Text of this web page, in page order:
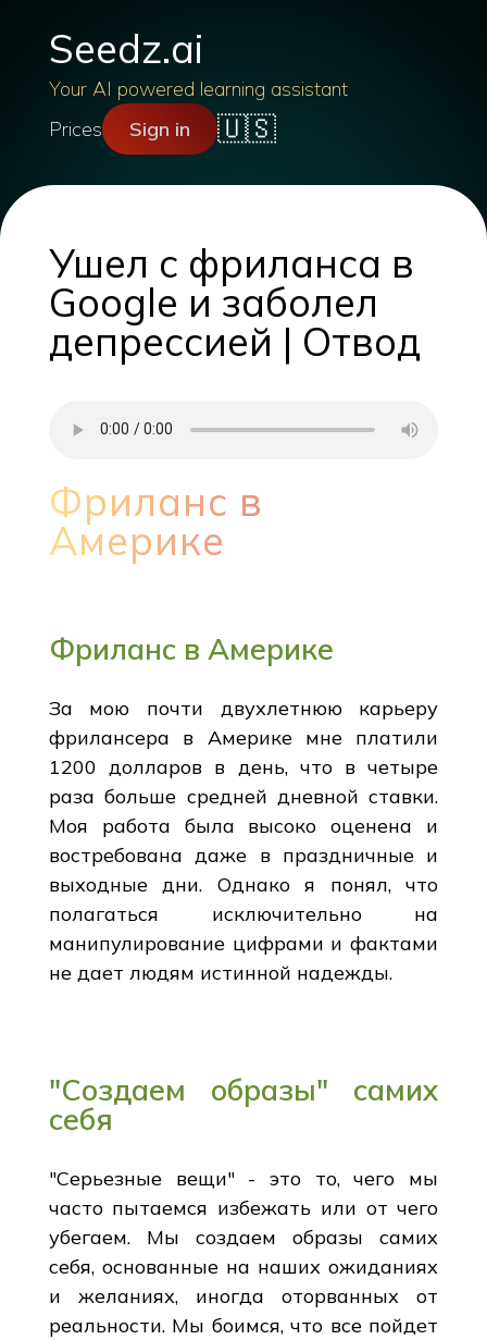
Seedz.ai
Your AI powered learning assistant
Prices
Sign in 🇺🇸
Ушел с фриланса в
Google и заболел
депрессией | Отвод
Фриланс в
Америке
Фриланс в Америке
За мою почти двухлетнюю карьеру
фрилансера в Америке мне платили
1200 долларов в день, что в четыре
раза больше средней дневной ставки.
Моя работа была высоко оценена и
востребована даже в праздничные и
выходные дни. Однако я понял, что
полагаться исключительно на
манипулирование цифрами и фактами
не дает людям истинной надежды.
"Создаем образы" самих
себя
"Серьезные вещи" - это то, чего мы
часто пытаемся избежать или от чего
убегаем. Мы создаем образы самих
себя, основанные на наших ожиданиях
и желаниях, иногда оторванных от
реальности. Мы боимся, что все пойдет